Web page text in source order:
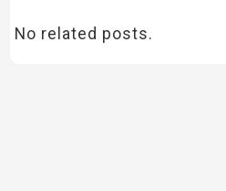
No related posts.